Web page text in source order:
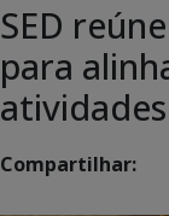
SED
para
Compartilhar: